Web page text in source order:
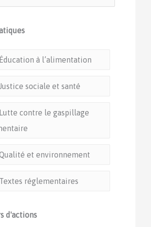
Éducation à l’alimentation
Justice sociale et santé
Lutte contre le gaspillage
et environnement
Textes réglementaires
d'actions